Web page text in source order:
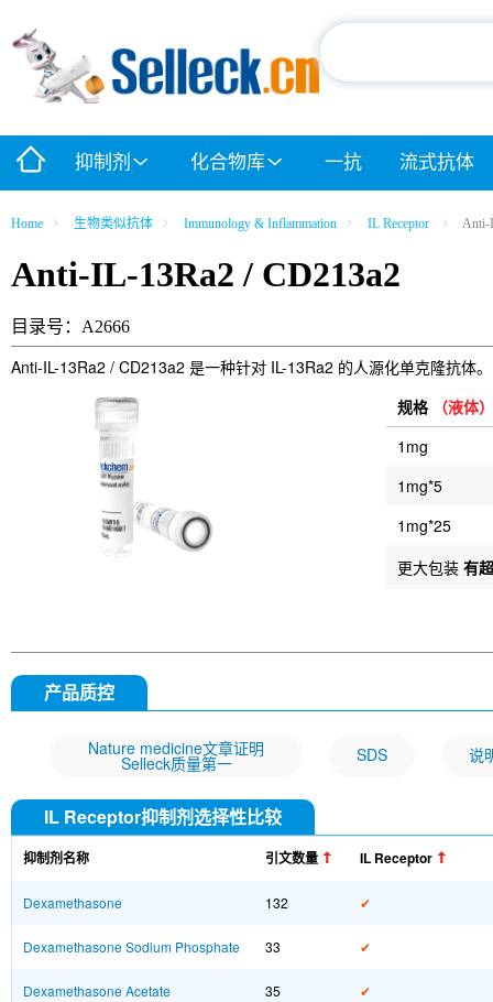
抑制剂 化合物库 一抗 流式抗体
Home 生物类似抗体 Immunology & Inflammation IL Receptor Anti-
Anti-IL-13Ra2 / CD213a2
目录号：A2666
Anti-IL-13Ra2 / CD213a2 是一种针对 IL-13Ra2 的人源化单克隆抗体
规格 （液体）
1mg
1mg*5
1mg*25
更大包装 有
产品质控
Nature medicine文章证明
Selleck质量第一 SDS 说
IL Receptor抑制剂选择性比较
抑制剂名称 引文数量 IL Receptor
Dexamethasone 132 ✔
Dexamethasone Sodium Phosphate 33 ✔
Dexamethasone Acetate 35 ✔